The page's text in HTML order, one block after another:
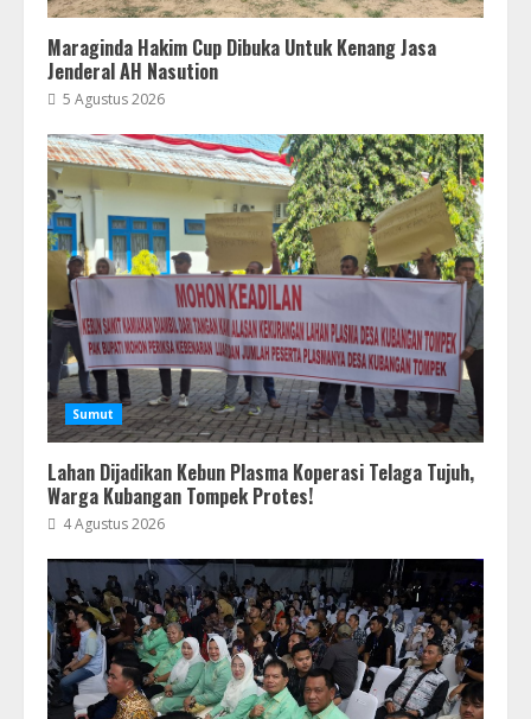
Maraginda Hakim Cup Dibuka Untuk Kenang Jasa
Jenderal AH Nasution
5 Agustus 2026
Sumut
Lahan Dijadikan Kebun Plasma Koperasi Telaga Tujuh,
Warga Kubangan Tompek Protes!
4 Agustus 2026